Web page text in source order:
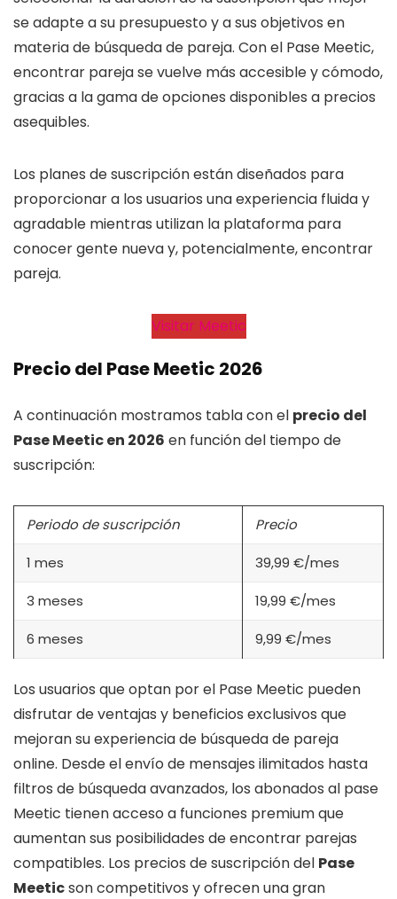
se adapte a su presupuesto y a sus objetivos en
materia de búsqueda de pareja. Con el Pase Meetic,
encontrar pareja se vuelve más accesible y cómodo,
gracias a la gama de opciones disponibles a precios
asequibles.
Los planes de suscripción están diseñados para
proporcionar a los usuarios una experiencia fluida y
agradable mientras utilizan la plataforma para
conocer gente nueva y, potencialmente, encontrar
pareja.
Visitar Meetic
Precio del Pase Meetic 2026
A continuación mostramos tabla con el precio del
Pase Meetic en 2026 en función del tiempo de
suscripción:
Periodo de suscripción Precio
1 mes 39,99 €/mes
3 meses 19,99 €/mes
6 meses 9,99 €/mes
Los usuarios que optan por el Pase Meetic pueden
disfrutar de ventajas y beneficios exclusivos que
mejoran su experiencia de búsqueda de pareja
online. Desde el envío de mensajes ilimitados hasta
filtros de búsqueda avanzados, los abonados al pase
Meetic tienen acceso a funciones premium que
aumentan sus posibilidades de encontrar parejas
compatibles. Los precios de suscripción del Pase
Meeticson competitivos y ofrecen una gran